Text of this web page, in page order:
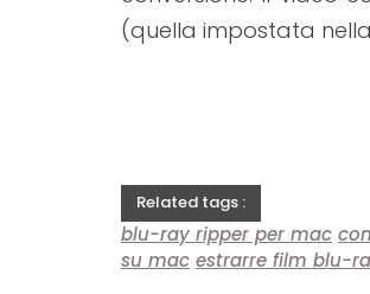
(quella impostata nella
Related tags :
blu-ray ripper per mac
su mac estrarre film blu-